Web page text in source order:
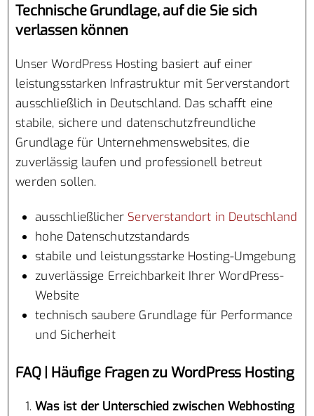
Technische Grundlage, auf die Sie sich
verlassen können
Unser WordPress Hosting basiert auf einer
leistungsstarken Infrastruktur mit Serverstandort
ausschließlich in Deutschland. Das schafft eine
stabile, sichere und datenschutzfreundliche
Grundlage für Unternehmenswebsites, die
zuverlässig laufen und professionell betreut
werden sollen.
ausschließlicher Serverstandort in Deutschland
hohe Datenschutzstandards
stabile und leistungsstarke Hosting-Umgebung
zuverlässige Erreichbarkeit Ihrer WordPress-
Website
technisch saubere Grundlage für Performance
und Sicherheit
FAQ | Häufige Fragen zu WordPress Hosting
Was ist der Unterschied zwischen Webhosting